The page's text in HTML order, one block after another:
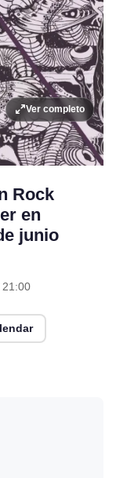
Ver completo
Rock
en
junio
21:00